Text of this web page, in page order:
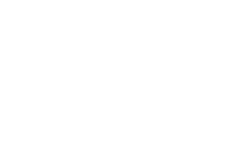
L с цифровым дисплеем